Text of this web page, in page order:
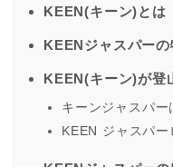
KEEN(キーン)とは
KEENジャスパーの
KEEN(キーン)が登
キーンジャスパ
KEEN ジャスパー